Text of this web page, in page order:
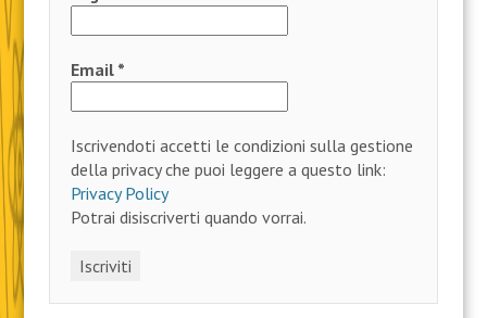
Email *
Iscrivendoti accetti le condizioni sulla gestione
della privacy che puoi leggere a questo link:
Privacy Policy
Potrai disiscriverti quando vorrai.